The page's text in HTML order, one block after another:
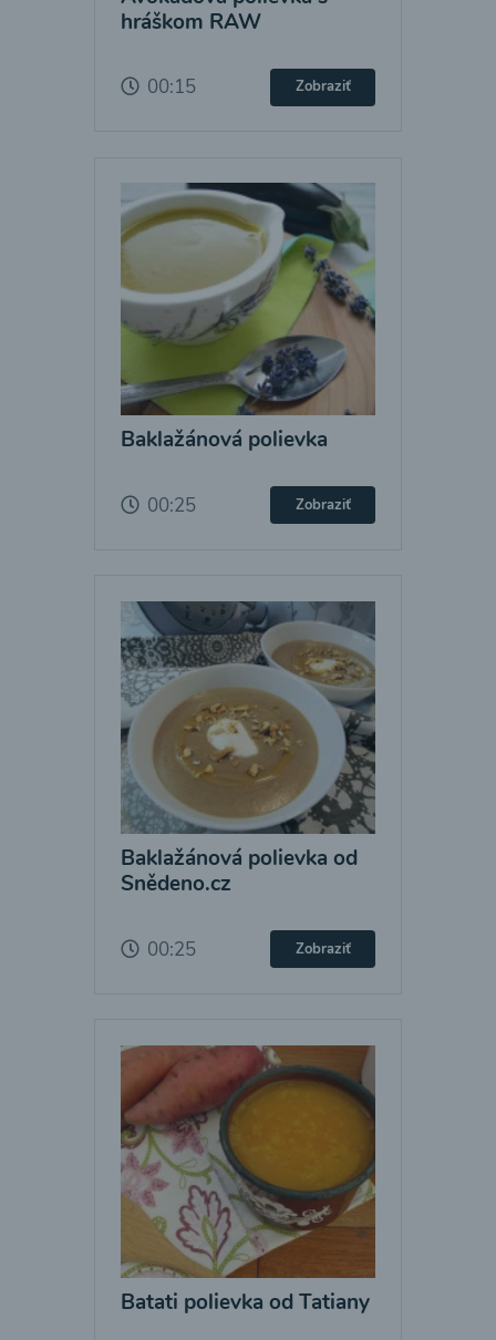
hráškom RAW
00:15 Zobraziť
Baklažánová polievka
00:25 Zobraziť
Baklažánová polievka od
Snědeno.cz
00:25 Zobraziť
Batati polievka od Tatiany